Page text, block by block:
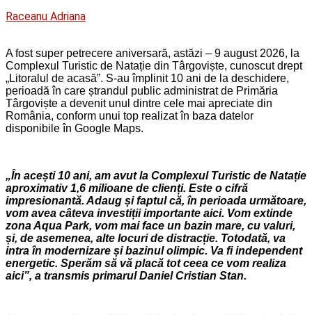
Raceanu Adriana
A fost super petrecere aniversară, astăzi – 9 august 2026, la
Complexul Turistic de Natație din Târgoviște, cunoscut drept
„Litoralul de acasă”. S-au împlinit 10 ani de la deschidere,
perioadă în care ștrandul public administrat de Primăria
Târgoviște a devenit unul dintre cele mai apreciate din
România, conform unui top realizat în baza datelor
disponibile în Google Maps.
„În acești 10 ani, am avut la Complexul Turistic de Natație
aproximativ 1,6 milioane de clienți. Este o cifră
impresionantă. Adaug și faptul că, în perioada următoare,
vom avea câteva investiții importante aici. Vom extinde
zona Aqua Park, vom mai face un bazin mare, cu valuri,
și, de asemenea, alte locuri de distracție. Totodată, va
intra în modernizare și bazinul olimpic. Va fi independent
energetic. Sperăm să vă placă tot ceea ce vom realiza
aici”, a transmis primarul Daniel Cristian Stan.